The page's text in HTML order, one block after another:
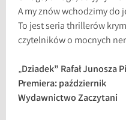
A my znów wchodzimy do
To jest seria thrillerów
czytelników o mocnych
„Dziadek” Rafał Junosza
Premiera: październik
Wydawnictwo Zaczytani